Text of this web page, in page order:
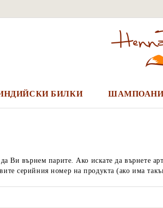
БИЛКИ
Ви върнем парите. Ако искате да върнете
серийния номер на продукта (ако има